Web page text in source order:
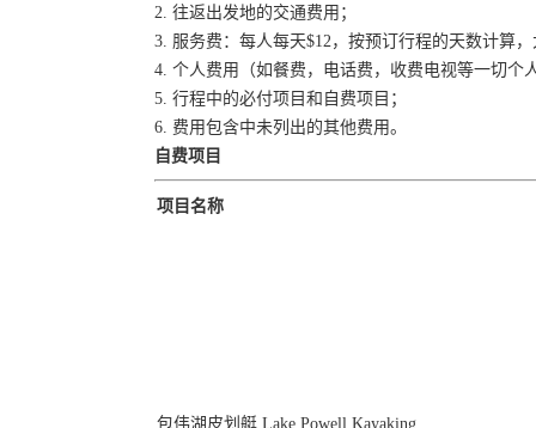
2. 往返出发地的交通费用；
3. 服务费：每人每天$12，按预订行程的天数计算
4. 个人费用（如餐费，电话费，收费电视等一切个
5. 行程中的必付项目和自费项目；
6. 费用包含中未列出的其他费用。
自费项目
项目名称
包伟湖皮划艇 Lake Powell Kayaking